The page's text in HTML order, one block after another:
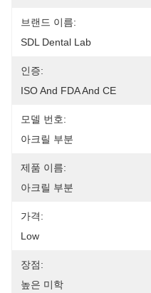
브랜드 이름:
SDL Dental Lab
인증:
ISO And FDA And CE
모델 번호:
아크릴 부분
제품 이름:
아크릴 부분
가격:
Low
장점:
높은 미학